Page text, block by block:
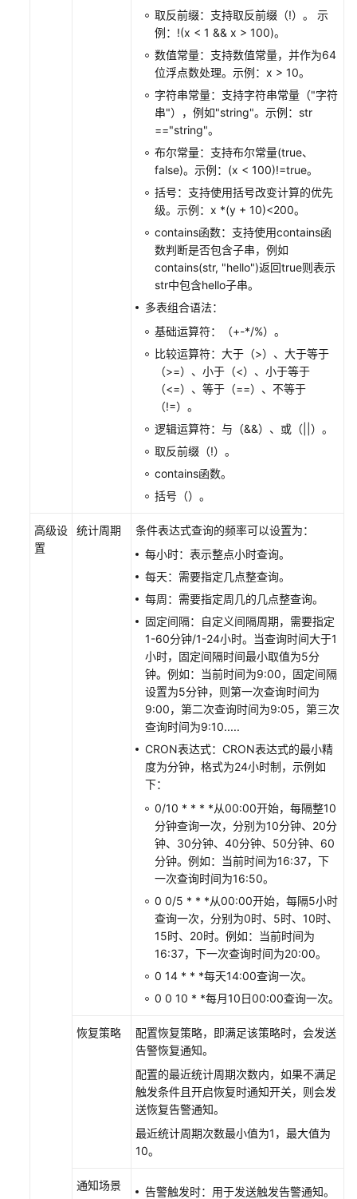
取反前缀：支持取反前缀（!）。 示
例：!(x < 1 && x > 100)。
数值常量：支持数值常量，并作为64
位浮点数处理。示例：x > 10。
字符串常量：支持字符串常量（"字符
串"），例如"string"。示例：str
=="string"。
布尔常量：支持布尔常量(true、
false)。示例：(x < 100)!=true。
括号：支持使用括号改变计算的优先
级。示例：x *(y + 10)<200。
contains函数：支持使用contains函
数判断是否包含子串，例如
contains(str, "hello")返回true则表示
str中包含hello子串。
多表组合语法：
基础运算符：（+-*/%）。
比较运算符：大于（>）、大于等于
（>=）、小于（<）、小于等于
（<=）、等于（==）、不等于
（!=）。
逻辑运算符：与（&&）、或（||）。
取反前缀（!）。
contains函数。
括号（）。
高级设
置
统计周期
条件表达式查询的频率可以设置为：
每小时：表示整点小时查询。
每天：需要指定几点整查询。
每周：需要指定周几的几点整查询。
固定间隔：自定义间隔周期，需要指定
1-60分钟/1-24小时。当查询时间大于1
小时，固定间隔时间最小取值为5分
钟。例如：当前时间为9:00，固定间隔
设置为5分钟，则第一次查询时间为
9:00，第二次查询时间为9:05，第三次
查询时间为9:10.....
CRON表达式：CRON表达式的最小精
度为分钟，格式为24小时制，示例如
下：
0/10 * * * *从00:00开始，每隔整10
分钟查询一次，分别为10分钟、20分
钟、30分钟、40分钟、50分钟、60
分钟。例如：当前时间为16:37，下
一次查询时间为16:50。
0 0/5 * * *从00:00开始，每隔5小时
查询一次，分别为0时、5时、10时、
15时、20时。例如：当前时间为
16:37，下一次查询时间为20:00。
0 14 * * *每天14:00查询一次。
0 0 10 * *每月10日00:00查询一次。
恢复策略
配置恢复策略，即满足该策略时，会发送
告警恢复通知。
配置的最近统计周期次数内，如果不满足
触发条件且开启恢复时通知开关，则会发
送恢复告警通知。
最近统计周期次数最小值为1，最大值为
10。
通知场景
告警触发时：用于发送触发告警通知。